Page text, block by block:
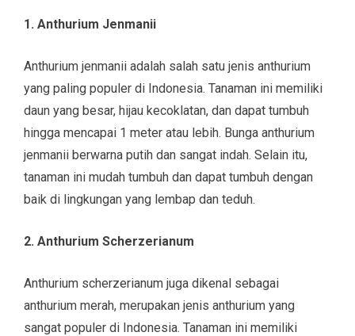
1. Anthurium Jenmanii
Anthurium jenmanii adalah salah satu jenis anthurium
yang paling populer di Indonesia. Tanaman ini memiliki
daun yang besar, hijau kecoklatan, dan dapat tumbuh
hingga mencapai 1 meter atau lebih. Bunga anthurium
jenmanii berwarna putih dan sangat indah. Selain itu,
tanaman ini mudah tumbuh dan dapat tumbuh dengan
baik di lingkungan yang lembap dan teduh.
2. Anthurium Scherzerianum
Anthurium scherzerianum juga dikenal sebagai
anthurium merah, merupakan jenis anthurium yang
sangat populer di Indonesia. Tanaman ini memiliki